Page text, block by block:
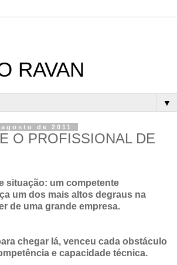
RAVAN
▼
de 2011
O PROFISSIONAL DE
situação: um competente
um dos mais altos degraus na
de uma grande empresa.
chegar lá, venceu cada obstáculo
e capacidade técnica.